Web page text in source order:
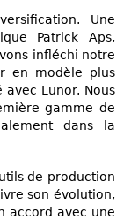
Une
Patrick Aps,
infléchi notre
en modèle plus
avec Lunor. Nous
gamme de
dans la
de production
son évolution,
accord avec une